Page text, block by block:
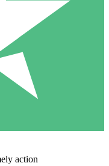
action